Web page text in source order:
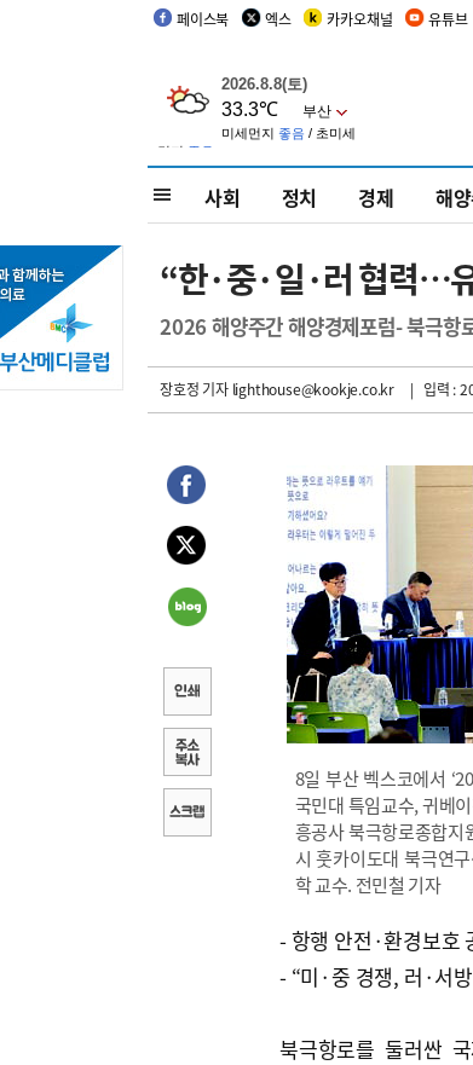
페이스북 엑스 카카오채널 유튜브
사회 정치 경제 해
“한·중·일·러 협력…
2026 해양주간 해양경제포럼- 북극항
장호정 기자lighthouse@kookje.co.kr | 입력 :
8일 부산 벡스코에서
국민대 특임교수, 귀베
흥공사 북극항로종합지
시 훗카이도대 북극연
학 교수. 전민철 기자
- 항행 안전·환경보호
- “미·중 경쟁, 러·서
북극항로를 둘러싼